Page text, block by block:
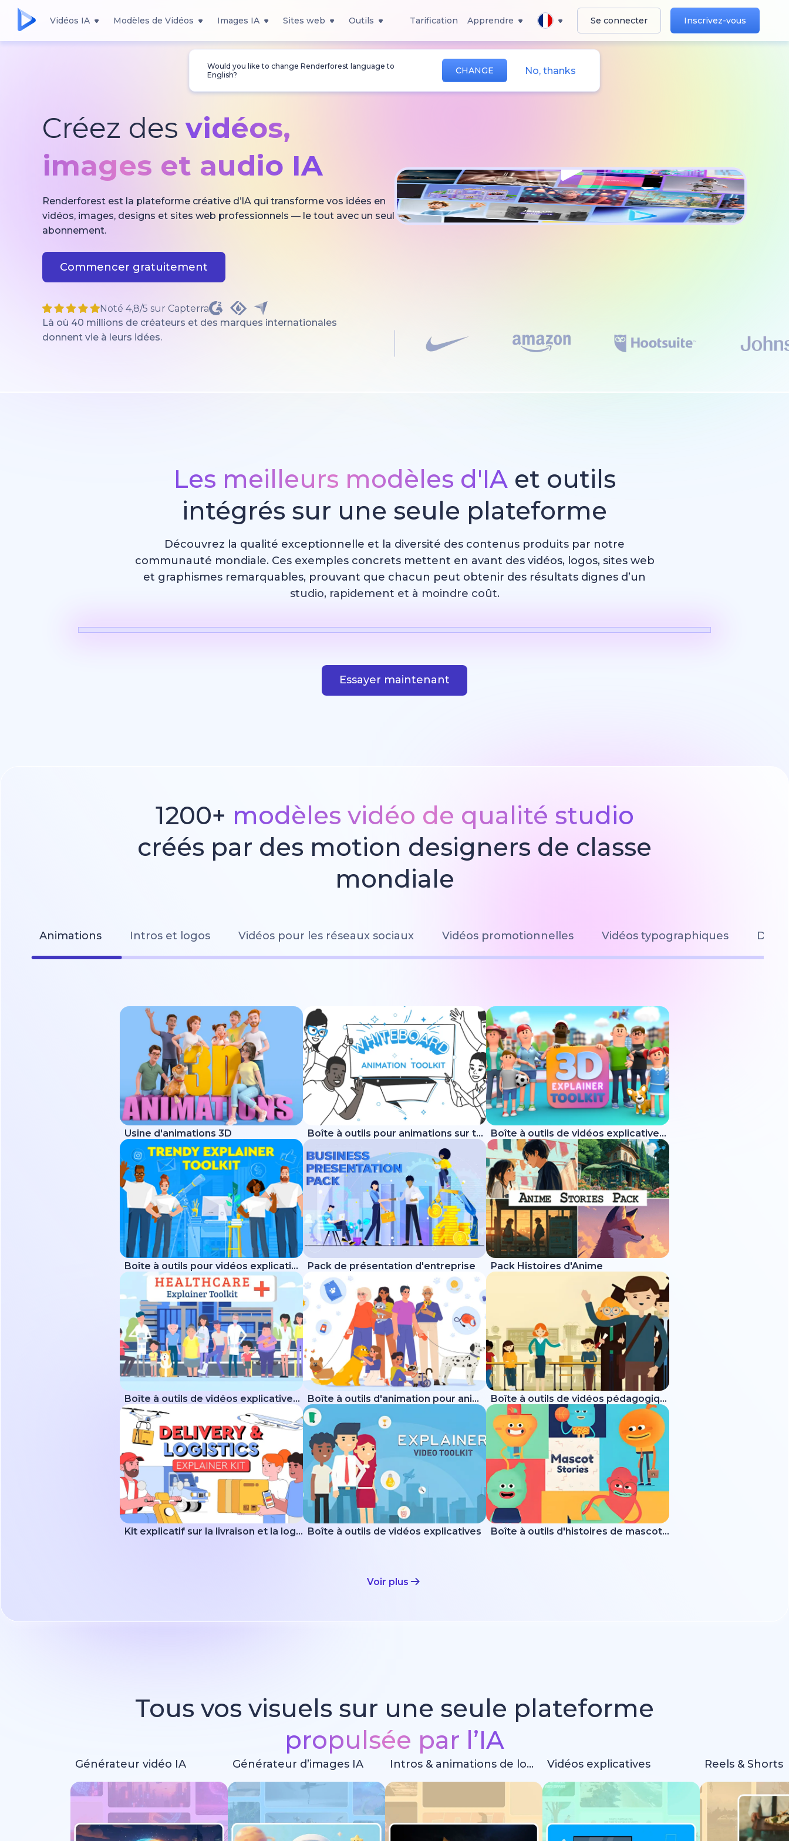
Vidéos IA Modèles de Vidéos Images IA Sites web Outils Tarification Apprendre Se connecter Inscrivez-vous
Would you like to change Renderforest language to
English?
CHANGE No, thanks
Créez des vidéos,
images et audio IA
Renderforest est la plateforme créative d’IA qui transforme vos idées en
vidéos, images, designs et sites web professionnels — le tout avec un seul
abonnement.
Commencer gratuitement
Noté 4,8/5 sur Capterra
Là où 40 millions de créateurs et des marques internationales
donnent vie à leurs idées.
Les meilleurs modèles d'IAet outils
intégrés sur une seule plateforme
Découvrez la qualité exceptionnelle et la diversité des contenus produits par notre
communauté mondiale. Ces exemples concrets mettent en avant des vidéos, logos, sites web
et graphismes remarquables, prouvant que chacun peut obtenir des résultats dignes d’un
studio, rapidement et à moindre coût.
Essayer maintenant
1200+ modèles vidéo de qualité studio
créés par des motion designers de classe
mondiale
Animations Intros et logos Vidéos pour les réseaux sociaux Vidéos promotionnelles Vidéos typographiques
Usine d'animations 3D Boîte à outils pour animations sur tableau blanc Boîte à outils de vidéos explicatives 3D
Boîte à outils pour vidéos explicatives branchées Pack de présentation d'entreprise Pack Histoires d'Anime
Boîte à outils de vidéos explicatives des soins de santé Boîte à outils d'animation pour animaux Boîte à outils de vidéos pédagogiques
Kit explicatif sur la livraison et la logistique Boîte à outils de vidéos explicatives Boîte à outils d'histoires de mascottes
Voir plus
Tous vos visuels sur une seule plateforme
propulsée par l’IA
Générateur vidéo IA Générateur d’images IA Intros & animations de logo Vidéos explicatives Reels & Shorts